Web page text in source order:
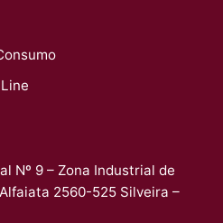
Nº 9 – Zona Industrial de
2560-525 Silveira –